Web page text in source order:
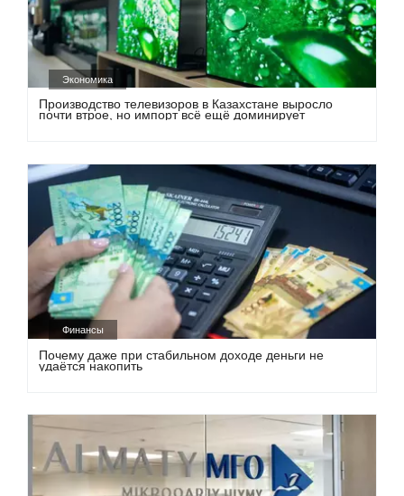
Экономика
Производство телевизоров в Казахстане выросло
почти втрое, но импорт всё ещё доминирует
Финансы
Почему даже при стабильном доходе деньги не
удаётся накопить